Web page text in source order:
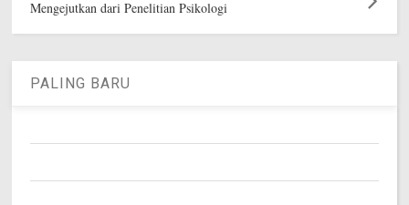
Mengejutkan dari Penelitian Psikologi
PALING BARU